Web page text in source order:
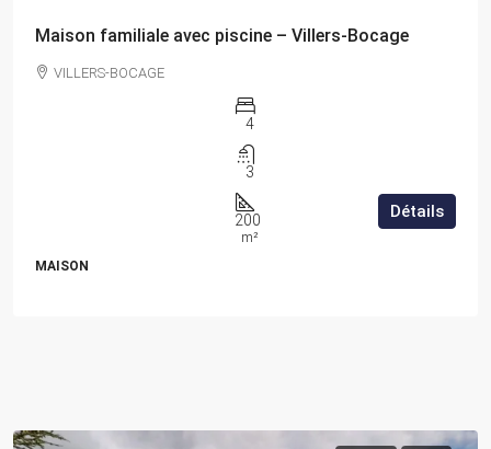
Maison familiale avec piscine – Villers-Bocage
VILLERS-BOCAGE
4
3
200
m²
MAISON
Détails